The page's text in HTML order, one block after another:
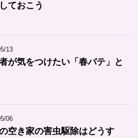
ておこう
13
が気をつけたい「春バテ」と
06
空き家の害虫駆除はどうす